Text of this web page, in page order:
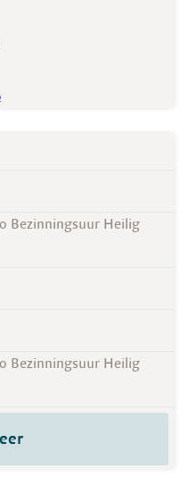
Bezinningsuur Heilig
Bezinningsuur Heilig